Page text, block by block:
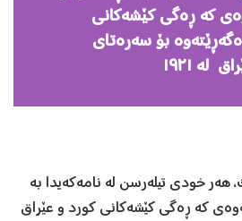
کە ڕەگی کێشەکانی
بۆ سەرەتای
لە ١٩٢١
هەر خودی تيلەرسن لە نامەکەيدا بە
کە ڕەگی کێشەکانی کورد و عێراق